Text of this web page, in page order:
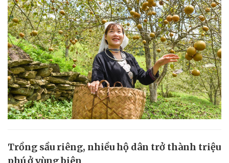
Trồng sầu riêng, nhiều hộ dân trở thành triệu
phú ở vùng biên